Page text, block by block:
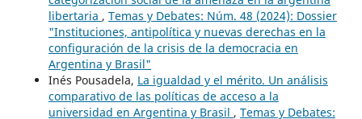
libertaria , Temas y Debates: Núm. 48 (2024): Dossier
"Instituciones, antipolítica y nuevas derechas en la
configuración de la crisis de la democracia en
Argentina y Brasil"
Inés Pousadela, La igualdad y el mérito. Un análisis
comparativo de las políticas de acceso a la
universidad en Argentina y Brasil , Temas y Debates: